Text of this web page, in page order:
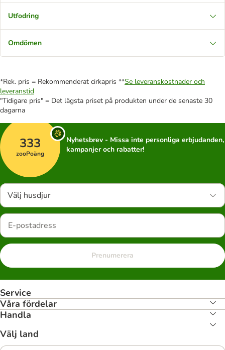
Utfodring
Omdömen
*Rek. pris = Rekommenderat cirkapris **Se leveranskostnader och
leveranstid
"Tidigare pris" = Det lägsta priset på produkten under de senaste 30
dagarna
333
zooPoäng
Nyhetsbrev - Missa inte personliga erbjudanden,
kampanjer och rabatter!
Välj husdjur
Prenumerera
Service
Våra fördelar
Handla
Välj land